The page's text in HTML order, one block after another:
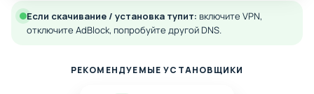
Если скачивание / установка тупит: включите VPN,
отключите AdBlock, попробуйте другой DNS.
РЕКОМЕНДУЕМЫЕ УСТАНОВЩИКИ